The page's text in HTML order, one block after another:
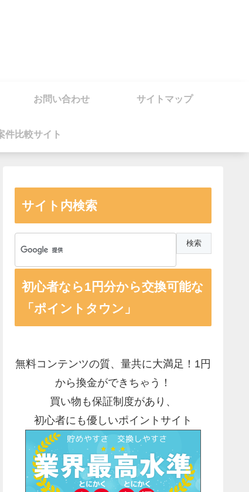
お問い合わせ サイトマップ
件比較サイト
サイト内検索
初心者なら1円分から交換可能な
「ポイントタウン」
無料コンテンツの質、量共に大満足！1円
から換金ができちゃう！
買い物も保証制度があり、
初心者にも優しいポイントサイト